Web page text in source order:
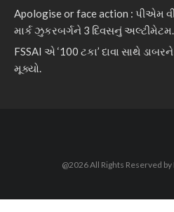
Apologise or face action : પીએમ
માર્ક ઝુકરબર્ગને 3 દિવસનું અલ્ટીમેટમ.
FSSAI એ ‘100 ટકા’ દાવા સાથે
મૂક્યો.
@2026 All Rights Reserved